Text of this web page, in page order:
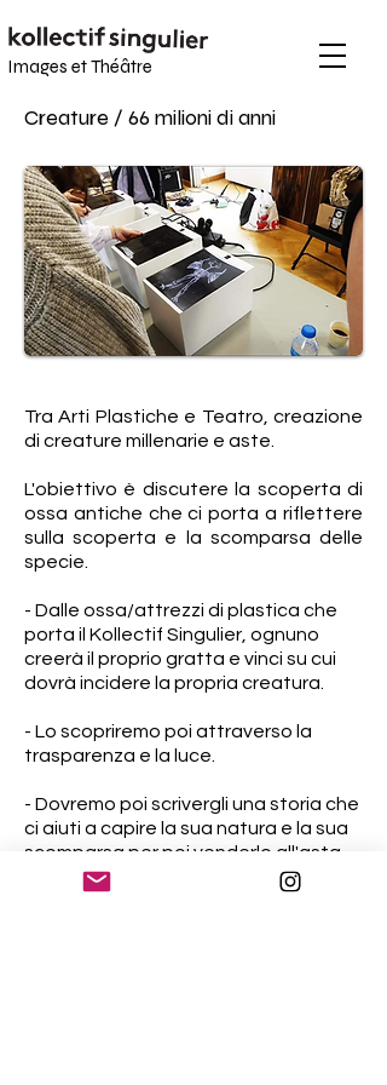
Images etThéâtre
Creature / 66 milioni di anni
Tra Arti Plastiche e Teatro, creazione
di creature millenarie e aste.
L'obiettivo è discutere la scoperta di
ossa antiche che ci porta a riflettere
sulla scoperta e la scomparsa delle
specie.
- Dalle ossa/attrezzi di plastica che
porta il Kollectif Singulier, ognuno
creerà il proprio gratta e vinci su cui
dovrà incidere la propria creatura.
- Lo scopriremo poi attraverso la
trasparenza e la luce.
- Dovremo poi scrivergli una storia che
ci aiuti a capire la sua natura e la sua
scomparsa per poi venderlo all'asta.